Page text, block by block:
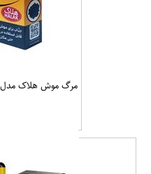
مرگ موش هلاک مدل